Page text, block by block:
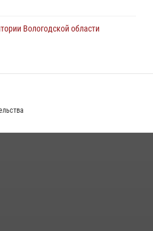
Вологодской области
задержали мужчин, устроивших